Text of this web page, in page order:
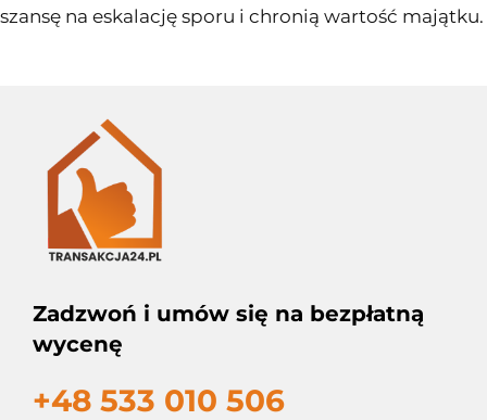
szansę na eskalację sporu i chronią wartość majątku.
Zadzwoń i umów się na bezpłatną
wycenę
+48 533 010 506